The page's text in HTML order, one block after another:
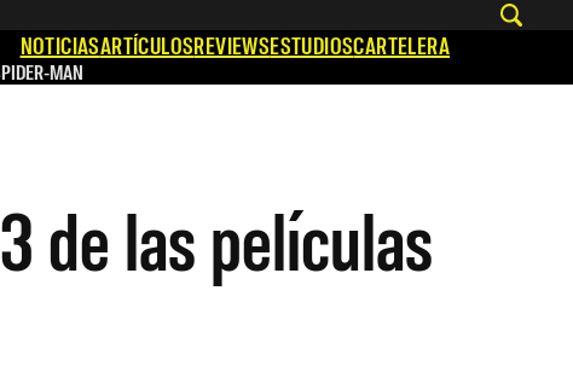
NOTICIASARTÍCULOSREVIEWSESTUDIOSCARTELERA
MAN
de las películas